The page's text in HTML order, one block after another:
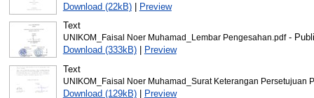
Download (22kB)| Preview
Text
UNIKOM_Faisal Noer Muhamad_Lembar Pengesahan.pdf-
Download (333kB)|
Preview
Text
UNIKOM_Faisal Noer Muhamad_Surat Keterangan Persetujuan
Download (129kB)|
Preview